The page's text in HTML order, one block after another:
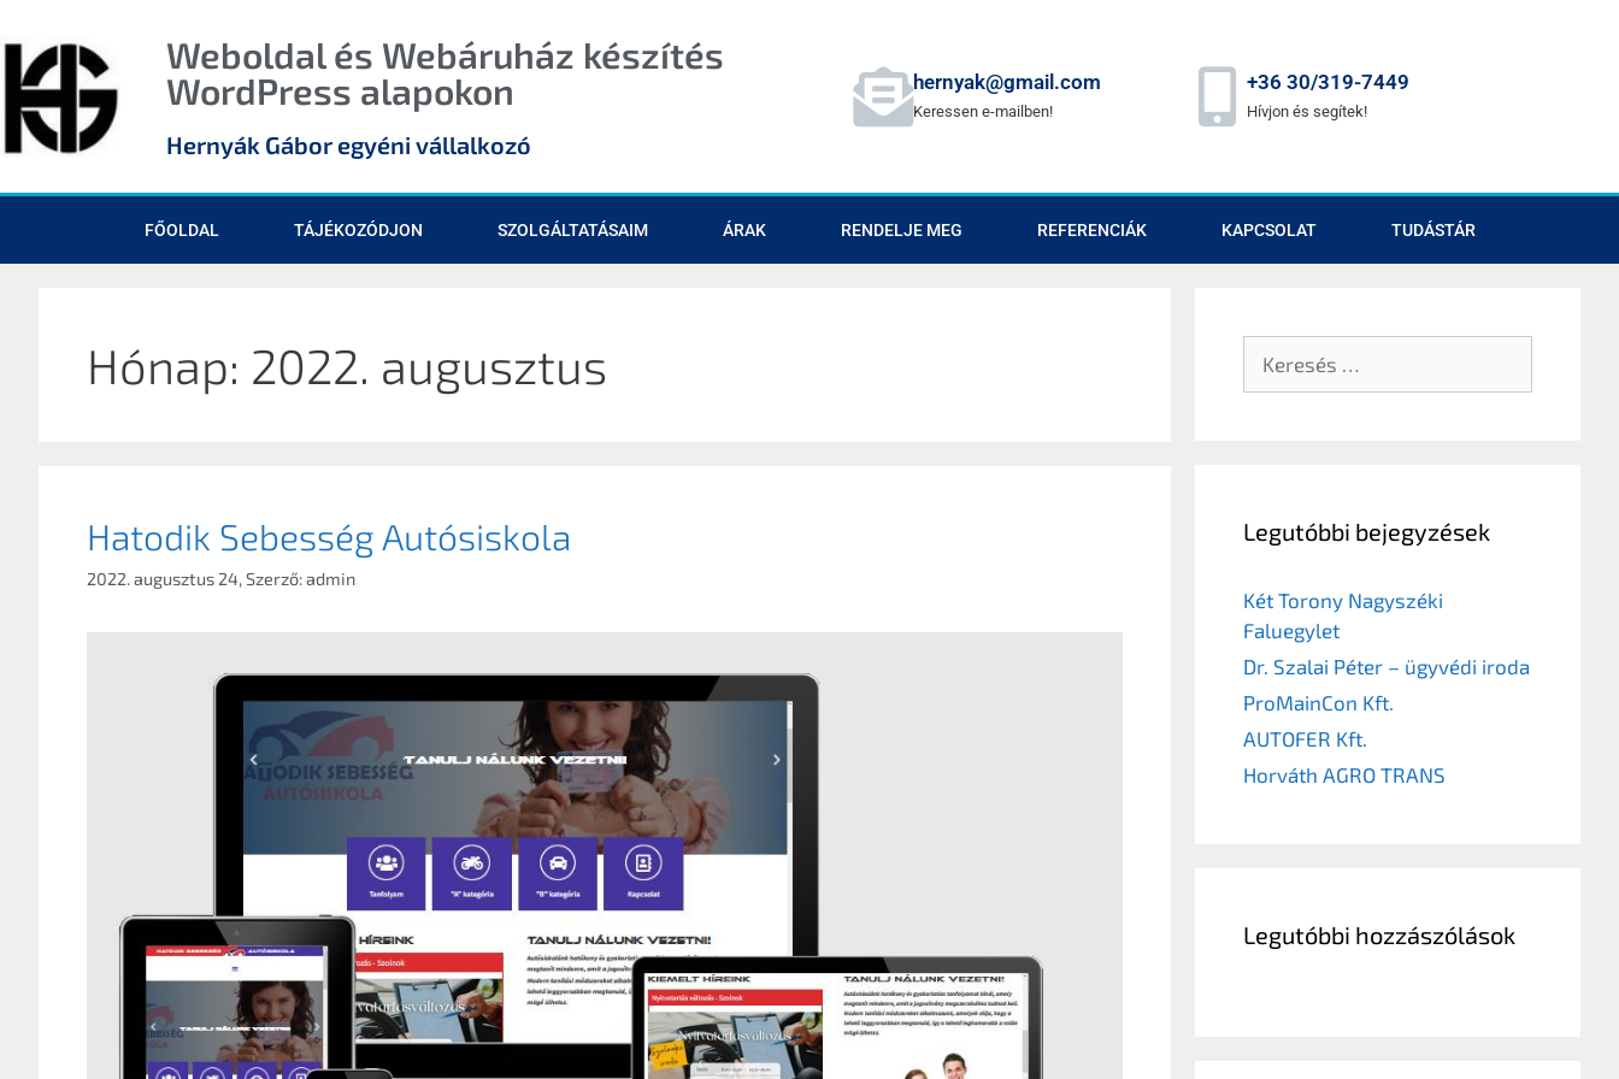
Weboldal és Webáruház készítés
WordPress alapokon
Hernyák Gábor egyéni vállalkozó
hernyak@gmail.com
Keressen e-mailben!
+36 30/319-7449
Hívjon és segítek!
FŐOLDAL TÁJÉKOZÓDJON SZOLGÁLTATÁSAIM ÁRAK RENDELJE MEG REFERENCIÁK KAPCSOLAT TUDÁSTÁR
Hónap: 2022. augusztus
Hatodik Sebesség Autósiskola
2022. augusztus 24,Szerző:admin
Legutóbbi bejegyzések
Két Torony Nagyszéki
Faluegylet
Dr. Szalai Péter – ügyvédi iroda
ProMainCon Kft.
AUTOFER Kft.
Horváth AGRO TRANS
Legutóbbi hozzászólások